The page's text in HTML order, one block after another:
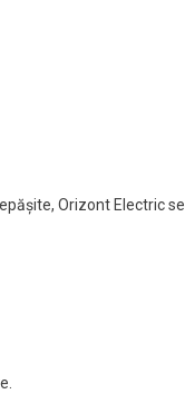
Orizont Electric se